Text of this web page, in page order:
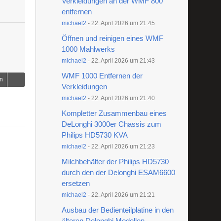
entfernen
michael2 - 22. April 2026 um 21:45
Öffnen und reinigen eines WMF
1000 Mahlwerks
michael2 - 22. April 2026 um 21:43
WMF 1000 Entfernen der
Verkleidungen
michael2 - 22. April 2026 um 21:40
Kompletter Zusammenbau eines
DeLonghi 3000er Chassis zum
Philips HD5730 KVA
michael2 - 22. April 2026 um 21:23
Milchbehälter der Philips HD5730
durch den der Delonghi ESAM6600
ersetzen
michael2 - 22. April 2026 um 21:21
Ausbau der Bedienteilplatine in den